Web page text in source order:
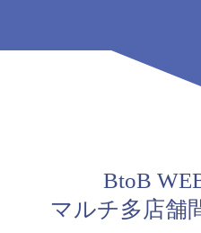
BtoB
マルチ多店舗